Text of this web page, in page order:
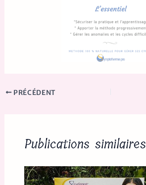
PRÉCÉDENT
Publications similaires